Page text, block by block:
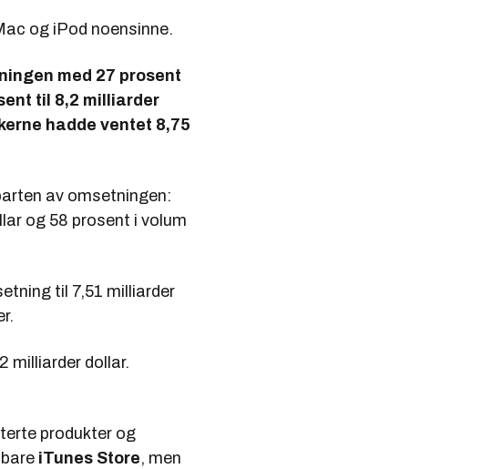
og iPod noensinne.
med 27 prosent
til 8,2 milliarder
hadde ventet 8,75
av omsetningen:
og 58 prosent i volum
til 7,51 milliarder
milliarder dollar.
produkter og
iTunes Store, men